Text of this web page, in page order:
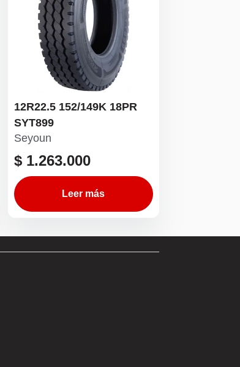
12R22.5 152/149K 18PR
SYT899
Seyoun
$1.263.000
Leer más